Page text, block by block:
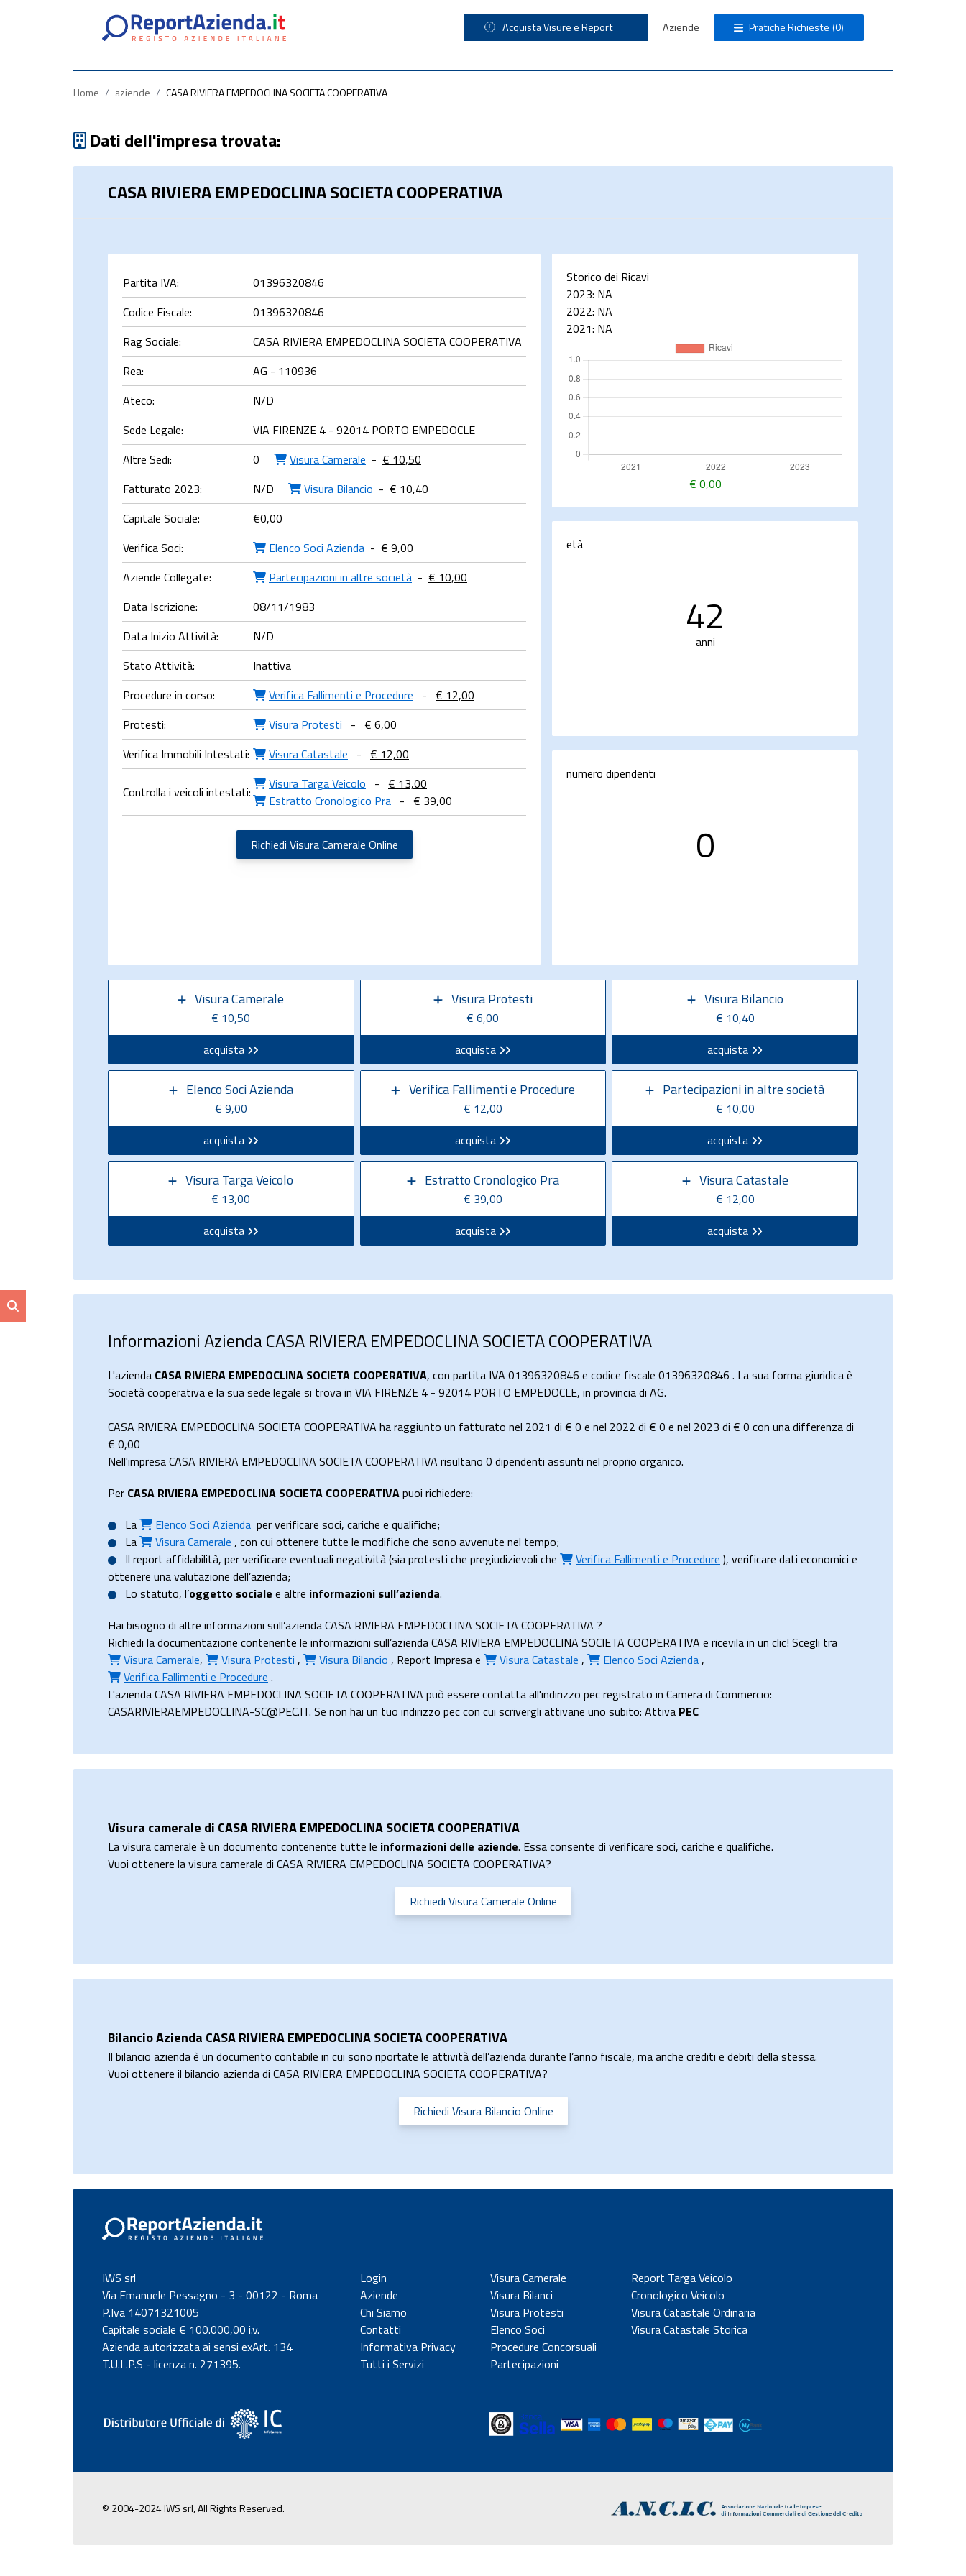
Acquista Visure e Report Aziende Pratiche Richieste (0)
Home / aziende / CASA RIVIERA EMPEDOCLINA SOCIETA COOPERATIVA
Dati dell'impresa trovata:
CASA RIVIERA EMPEDOCLINA SOCIETA COOPERATIVA
Partita IVA:
01396320846
Codice Fiscale:
01396320846
Rag Sociale:
CASA RIVIERA EMPEDOCLINA SOCIETA COOPERATIVA
Rea:
AG - 110936
Ateco:
N/D
Sede Legale:
VIA FIRENZE 4 - 92014 PORTO EMPEDOCLE
Altre Sedi:
0 Visura Camerale - € 10,50
Fatturato 2023:
N/D Visura Bilancio - € 10,40
Capitale Sociale:
€0,00
Verifica Soci:
Elenco Soci Azienda - € 9,00
Aziende Collegate:
Partecipazioni in altre società - € 10,00
Data Iscrizione:
08/11/1983
Data Inizio Attività:
N/D
Stato Attività:
Inattiva
Procedure in corso:
Verifica Fallimenti e Procedure - € 12,00
Protesti:
Visura Protesti - € 6,00
Verifica Immobili Intestati:
Visura Catastale - € 12,00
Controlla i veicoli intestati: Visura Targa Veicolo - € 13,00
Estratto Cronologico Pra - € 39,00
Richiedi Visura Camerale Online
Storico dei Ricavi
2023: NA
2022: NA
2021: NA
€ 0,00
età
42
anni
numero dipendenti
0
Visura Camerale
€ 10,50
acquista
Visura Protesti
€ 6,00
acquista
Visura Bilancio
€ 10,40
acquista
Elenco Soci Azienda
€ 9,00
acquista
Verifica Fallimenti e Procedure
€ 12,00
acquista
Partecipazioni in altre società
€ 10,00
acquista
Visura Targa Veicolo
€ 13,00
acquista
Estratto Cronologico Pra
€ 39,00
acquista
Visura Catastale
€ 12,00
acquista
Informazioni Azienda CASA RIVIERA EMPEDOCLINA SOCIETA COOPERATIVA
L'azienda CASA RIVIERA EMPEDOCLINA SOCIETA COOPERATIVA, con partita IVA 01396320846 e codice fiscale 01396320846 . La sua forma giuridica è
Società cooperativa e la sua sede legale si trova in VIA FIRENZE 4 - 92014 PORTO EMPEDOCLE, in provincia di AG.
CASA RIVIERA EMPEDOCLINA SOCIETA COOPERATIVA ha raggiunto un fatturato nel 2021 di € 0 e nel 2022 di € 0 e nel 2023 di € 0 con una differenza di
€ 0,00
Nell'impresa CASA RIVIERA EMPEDOCLINA SOCIETA COOPERATIVA risultano 0 dipendenti assunti nel proprio organico.
Per CASA RIVIERA EMPEDOCLINA SOCIETA COOPERATIVApuoi richiedere:
La
Elenco Soci Azienda per verificare soci, cariche e qualifiche;
La
Visura Camerale , con cui ottenere tutte le modifiche che sono avvenute nel tempo;
Il report affidabilità, per verificare eventuali negatività (sia protesti che pregiudizievoli che Verifica Fallimenti e Procedure ), verificare dati economici e
ottenere una valutazione dell’azienda;
Lo statuto, l’oggetto sociale e altre informazioni sull’azienda.
Hai bisogno di altre informazioni sull’azienda CASA RIVIERA EMPEDOCLINA SOCIETA COOPERATIVA ?
Richiedi la documentazione contenente le informazioni sull’azienda CASA RIVIERA EMPEDOCLINA SOCIETA COOPERATIVA e ricevila in un clic! Scegli tra
Visura Camerale, Visura Protesti , Visura Bilancio , Report Impresae Visura Catastale , Elenco Soci Azienda,
Verifica Fallimenti e Procedure .
L'azienda CASA RIVIERA EMPEDOCLINA SOCIETA COOPERATIVA può essere contatta all'indirizzo pec registrato in Camera di Commercio:
CASARIVIERAEMPEDOCLINA-SC@PEC.IT. Se non hai un tuo indirizzo pec con cui scrivergli attivane uno subito: Attiva PEC
Visura camerale di CASA RIVIERA EMPEDOCLINA SOCIETA COOPERATIVA
La visura camerale è un documento contenente tutte le informazioni delle aziende. Essa consente di verificare soci, cariche e qualifiche.
Vuoi ottenere la visura camerale di CASA RIVIERA EMPEDOCLINA SOCIETA COOPERATIVA?
Richiedi Visura Camerale Online
Bilancio Azienda CASA RIVIERA EMPEDOCLINA SOCIETA COOPERATIVA
Il bilancio azienda è un documento contabile in cui sono riportate le attività dell’azienda durante l’anno fiscale, ma anche crediti e debiti della stessa.
Vuoi ottenere il bilancio azienda di CASA RIVIERA EMPEDOCLINA SOCIETA COOPERATIVA?
Richiedi Visura Bilancio Online
IWS srl
Via Emanuele Pessagno - 3 - 00122 - Roma
P.Iva 14071321005
Capitale sociale € 100.000,00 i.v.
Azienda autorizzata ai sensi exArt. 134
T.U.L.P.S - licenza n. 271395.
Login
Aziende
Chi Siamo
Contatti
Informativa Privacy
Tutti i Servizi
Visura Camerale
Visura Bilanci
Visura Protesti
Elenco Soci
Procedure Concorsuali
Partecipazioni
Report Targa Veicolo
Cronologico Veicolo
Visura Catastale Ordinaria
Visura Catastale Storica
© 2004-2024 IWS srl, All Rights Reserved.